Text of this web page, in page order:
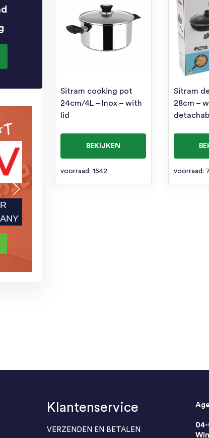
Sitram cooking pot
24cm/4L – Inox – with
lid
BEKIJKEN
voorraad: 1542
Sitram
28cm –
voorraad:
Klantenservice
VERZENDEN EN BETALEN
04-